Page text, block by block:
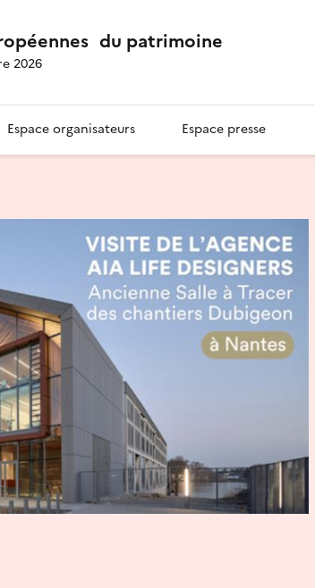
du patrimoine
2026
Espace organisateurs Espace presse